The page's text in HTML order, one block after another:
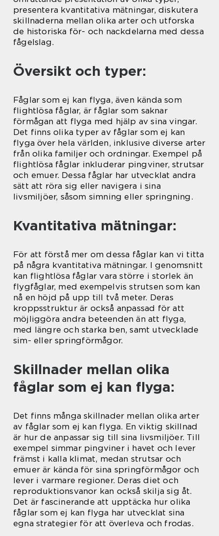
presentera kvantitativa mätningar, diskutera
skillnaderna mellan olika arter och utforska
de historiska för- och nackdelarna med dessa
fågelslag.
Översikt och typer:
Fåglar som ej kan flyga, även kända som
flightlösa fåglar, är fåglar som saknar
förmågan att flyga med hjälp av sina vingar.
Det finns olika typer av fåglar som ej kan
flyga över hela världen, inklusive diverse arter
från olika familjer och ordningar. Exempel på
flightlösa fåglar inkluderar pingviner, strutsar
och emuer. Dessa fåglar har utvecklat andra
sätt att röra sig eller navigera i sina
livsmiljöer, såsom simning eller springning.
Kvantitativa mätningar:
För att förstå mer om dessa fåglar kan vi titta
på några kvantitativa mätningar. I genomsnitt
kan flightlösa fåglar vara större i storlek än
flygfåglar, med exempelvis strutsen som kan
nå en höjd på upp till två meter. Deras
kroppsstruktur är också anpassad för att
möjliggöra andra beteenden än att flyga,
med längre och starka ben, samt utvecklade
sim- eller springförmågor.
Skillnader mellan olika
fåglar som ej kan flyga:
Det finns många skillnader mellan olika arter
av fåglar som ej kan flyga. En viktig skillnad
är hur de anpassar sig till sina livsmiljöer. Till
exempel simmar pingviner i havet och lever
främst i kalla klimat, medan strutsar och
emuer är kända för sina springförmågor och
lever i varmare regioner. Deras diet och
reproduktionsvanor kan också skilja sig åt.
Det är fascinerande att upptäcka hur olika
fåglar som ej kan flyga har utvecklat sina
egna strategier för att överleva och frodas.